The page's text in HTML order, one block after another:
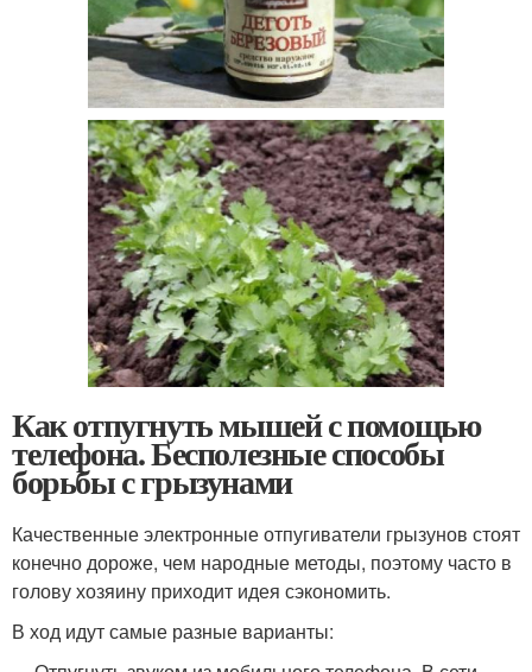
Как отпугнуть мышей с помощью
телефона. Бесполезные способы
борьбы с грызунами
Качественные электронные отпугиватели грызунов стоят
конечно дороже, чем народные методы, поэтому часто в
голову хозяину приходит идея сэкономить.
В ход идут самые разные варианты: